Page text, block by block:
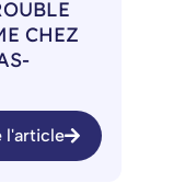
CHEZ
l'article